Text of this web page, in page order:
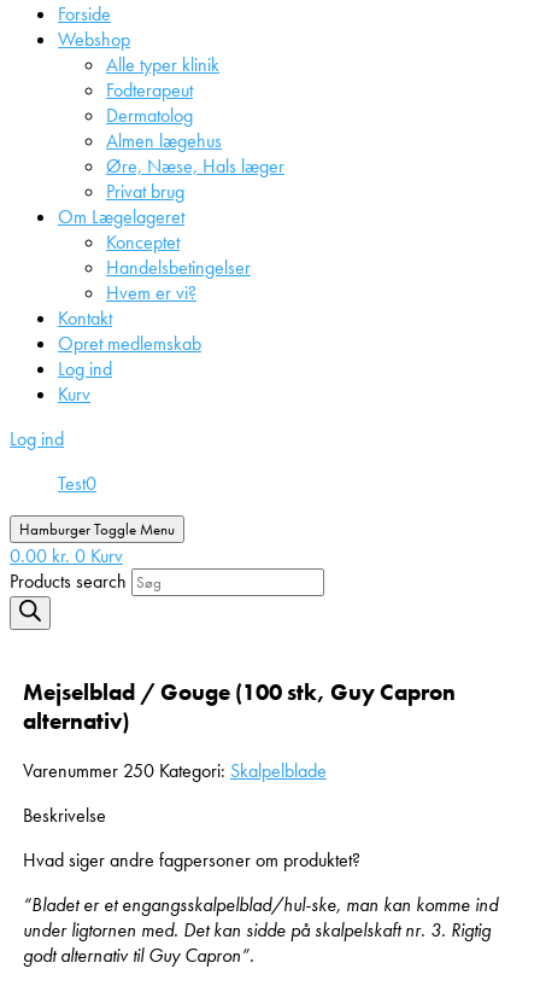
Forside
Webshop
Alle typer klinik
Fodterapeut
Dermatolog
Almen lægehus
Øre, Næse, Hals læger
Privat brug
Om Lægelageret
Konceptet
Handelsbetingelser
Hvem er vi?
Kontakt
Opret medlemskab
Log ind
Kurv
Log ind
Test0
Hamburger Toggle Menu
0.00 kr. 0 Kurv
Products search
Mejselblad / Gouge (100 stk, Guy Capron
alternativ)
Varenummer 250 Kategori: Skalpelblade
Beskrivelse
Hvad siger andre fagpersoner om produktet?
“Bladet er et engangsskalpelblad/hul-ske, man kan komme ind
under ligtornen med. Det kan sidde på skalpelskaft nr. 3. Rigtig
godt alternativ til Guy Capron”.